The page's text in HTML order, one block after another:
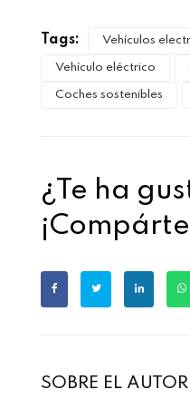
Tags: Vehículos
Vehículo eléctrico
Coches sostenibles
¿Te ha
SOBRE EL AUTOR